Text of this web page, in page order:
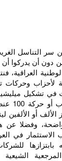
سر التناسل
من دون أن يدركوا
العراقية،
لأحزاب وحركات
في تشكيل
وإذا
الألف أو الألفين
وفضلا عن
الاستثمار في
بابتزازها